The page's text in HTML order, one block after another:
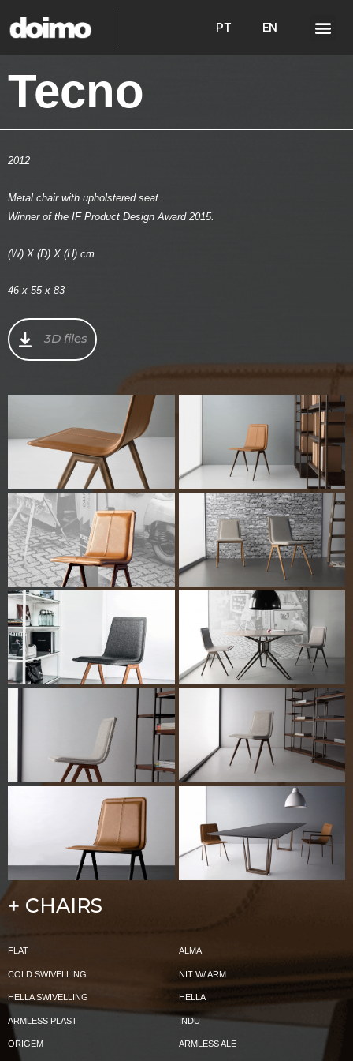
PT EN
Tecno
2012
Metal chair with upholstered seat.
Winner of the IF Product Design Award 2015.
(W) X (D) X (H) cm
46 x 55 x 83
3D files
+ CHAIRS
FLAT ALMA
COLD SWIVELLING NIT W/ ARM
HELLA SWIVELLING HELLA
ARMLESS PLAST INDU
ORIGEM ARMLESS ALE